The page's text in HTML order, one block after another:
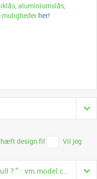
aluminiumslås,
her!
design fil
Vil jeg
}}